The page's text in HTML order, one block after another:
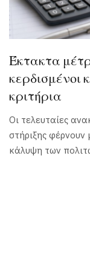
Έκτακτα
κερδισμένοι
κριτήρια
Οι τελευταίες
στήριξης φέρνουν
κάλυψη των